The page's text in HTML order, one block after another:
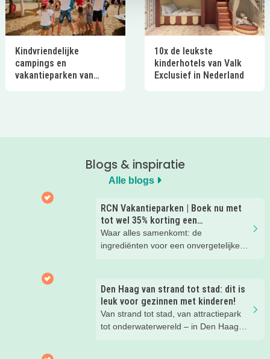
Kindvriendelijke
campings en
vakantieparken van
10x de leukste
kinderhotels van Valk
Exclusief in Nederland
Blogs & inspiratie
Alle blogs
RCN Vakantieparken | Boek nu met
tot wel 35% korting een
zomervakantie!
Waar alles samenkomt: de
ingrediënten voor een onvergetelijke
Den Haag van strand tot stad: dit is
leuk voor gezinnen met kinderen!
Van strand tot stad, van attractiepark
tot onderwaterwereld – in Den Haag